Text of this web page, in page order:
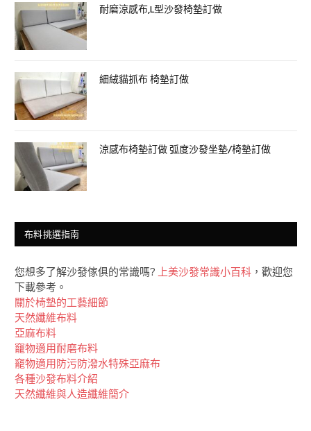
耐磨涼感布,L型沙發椅墊訂做
細絨貓抓布 椅墊訂做
涼感布椅墊訂做 弧度沙發坐墊/椅墊訂做
布料挑選指南
您想多了解沙發傢俱的常識嗎? 上美沙發常識小百科 ，歡迎您
下載參考。
關於椅墊的工藝細節
天然纖維布料
亞麻布料
竉物適用耐磨布料
竉物適用防污防潑水特殊亞麻布
各種沙發布料介紹
天然纖維與人造纖維簡介